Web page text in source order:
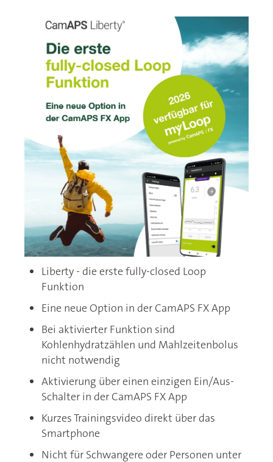
Liberty - die erste fully-closed Loop
Funktion
Eine neue Option in der CamAPS FX App
Bei aktivierter Funktion sind
Kohlenhydratzählen und Mahlzeitenbolus
nicht notwendig
Aktivierung über einen einzigen Ein/Aus-
Schalter in der CamAPS FX App
Kurzes Trainingsvideo direkt über das
Smartphone
Nicht für Schwangere oder Personen unter